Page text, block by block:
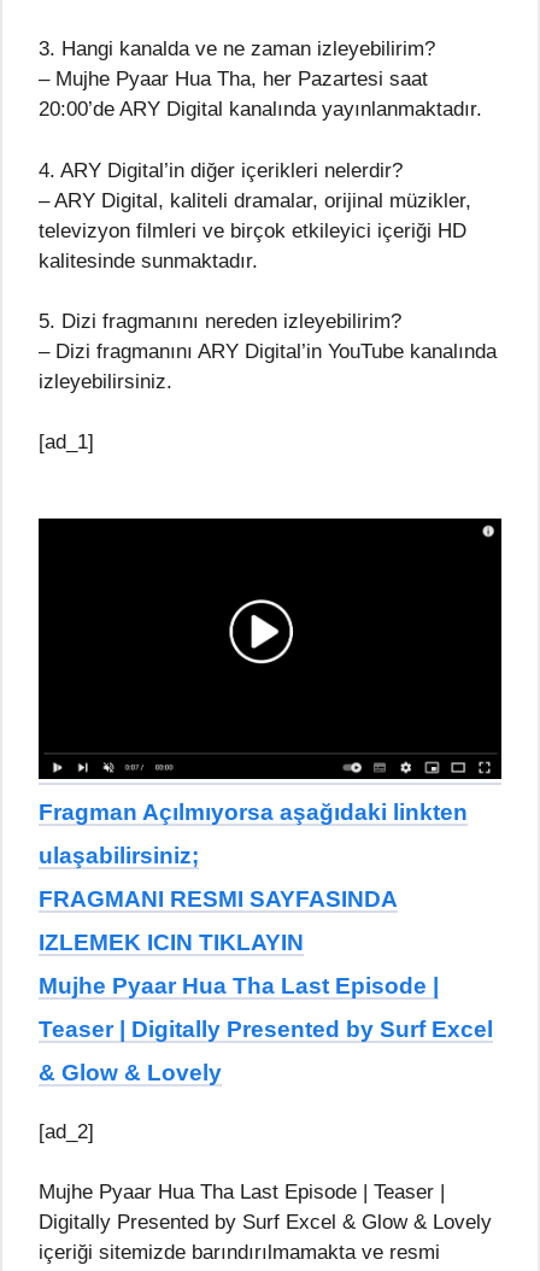
3. Hangi kanalda ve ne zaman izleyebilirim?
– Mujhe Pyaar Hua Tha, her Pazartesi saat
20:00’de ARY Digital kanalında yayınlanmaktadır.
4. ARY Digital’in diğer içerikleri nelerdir?
– ARY Digital, kaliteli dramalar, orijinal müzikler,
televizyon filmleri ve birçok etkileyici içeriği HD
kalitesinde sunmaktadır.
5. Dizi fragmanını nereden izleyebilirim?
– Dizi fragmanını ARY Digital’in YouTube kanalında
izleyebilirsiniz.
[ad_1]
Fragman Açılmıyorsa aşağıdaki linkten
ulaşabilirsiniz;
FRAGMANI RESMI SAYFASINDA
IZLEMEK ICIN TIKLAYIN
Mujhe Pyaar Hua Tha Last Episode |
Teaser | Digitally Presented by Surf Excel
& Glow & Lovely
[ad_2]
Mujhe Pyaar Hua Tha Last Episode | Teaser |
Digitally Presented by Surf Excel & Glow & Lovely
içeriği sitemizde barındırılmamakta ve resmi